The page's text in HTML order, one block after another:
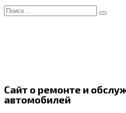
Перейти
к
Search
for:
Сайт о ремонте и
автомобилей